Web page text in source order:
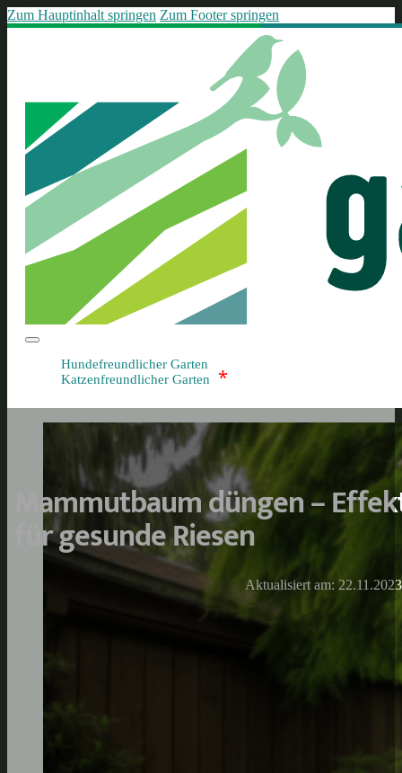
Zum Hauptinhalt springen Zum Footer springen
Hundefreundlicher Garten
Katzenfreundlicher Garten
*
Mammutbaum düngen –
für gesunde Riesen
Aktualisiert am: 22.11.2023